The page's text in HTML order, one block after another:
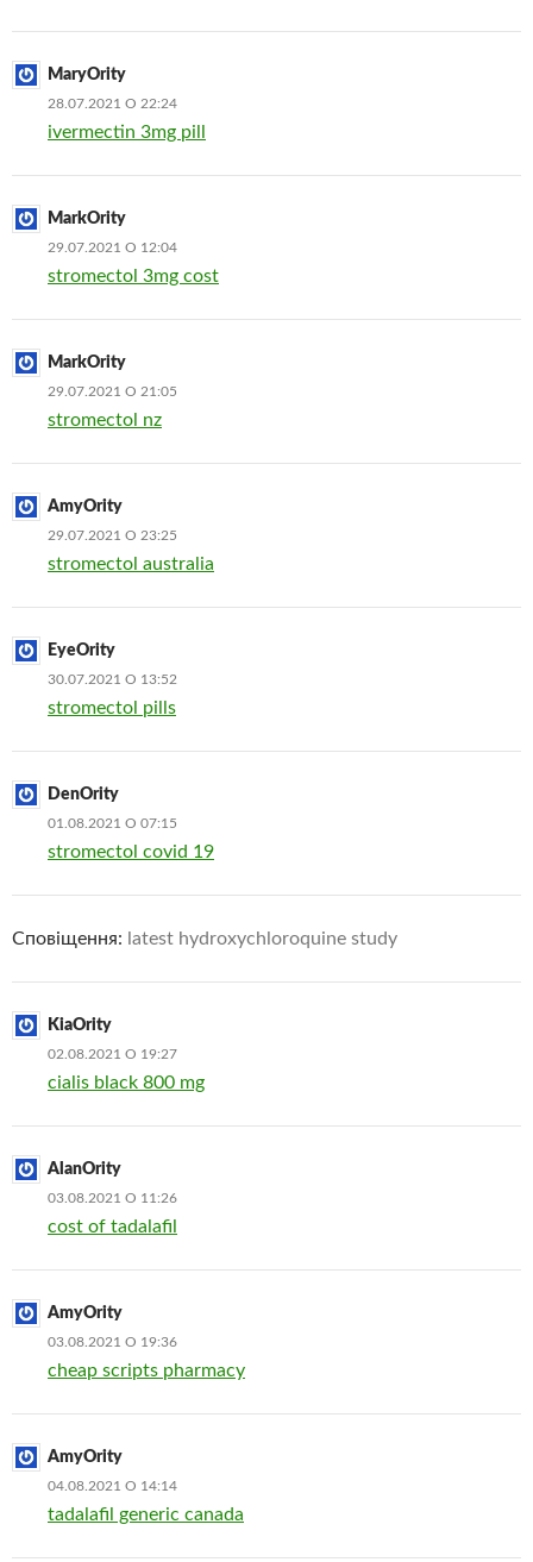
MaryOrity
28.07.2021 О 22:24
ivermectin 3mg pill
MarkOrity
29.07.2021 О 12:04
stromectol 3mg cost
MarkOrity
29.07.2021 О 21:05
stromectol nz
AmyOrity
29.07.2021 О 23:25
stromectol australia
EyeOrity
30.07.2021 О 13:52
stromectol pills
DenOrity
01.08.2021 О 07:15
stromectol covid 19
Сповіщення: latest hydroxychloroquine study
KiaOrity
02.08.2021 О 19:27
cialis black 800 mg
AlanOrity
03.08.2021 О 11:26
cost of tadalafil
AmyOrity
03.08.2021 О 19:36
cheap scripts pharmacy
AmyOrity
04.08.2021 О 14:14
tadalafil generic canada